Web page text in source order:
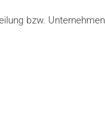
bzw. Unternehmen